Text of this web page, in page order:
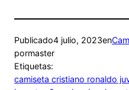
Publicado4 julio, 2023en
pormaster
Etiquetas:
camiseta cristiano ronaldo